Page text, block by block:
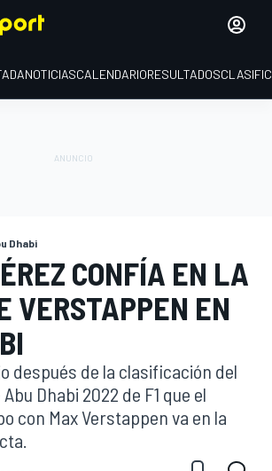
NOTICIASCALENDARIORESULTADOS
Dhabi
CONFÍA EN LA
VERSTAPPEN EN
después de la clasificación del
Dhabi 2022 de F1 que el
con Max Verstappen va en la